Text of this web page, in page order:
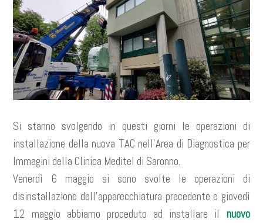
Si stanno svolgendo in questi giorni le operazioni di
installazione della nuova TAC nell’Area di Diagnostica per
Immagini della Clinica Meditel di Saronno.
Venerdì 6 maggio si sono svolte le operazioni di
disinstallazione dell’apparecchiatura precedente e giovedì
12 maggio abbiamo proceduto ad installare il nuovo